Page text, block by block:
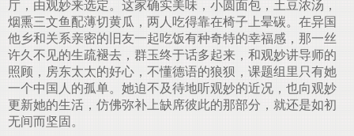
厅，由观妙来选定。这家确实美味，小圆面包，土豆浓汤，
烟熏三文鱼配薄切黄瓜，两人吃得靠在椅子上晕碳。在异国
他乡和关系亲密的旧友一起吃饭有种奇特的幸福感，那一丝
许久不见的生疏褪去，群玉终于话多起来，和观妙讲导师的
照顾，房东太太的好心，不懂德语的狼狈，课题组里只有她
一个中国人的孤单。她迫不及待地听观妙的近况，也向观妙
更新她的生活，仿佛弥补上缺席彼此的那部分，就还是如初
无间而坚固。